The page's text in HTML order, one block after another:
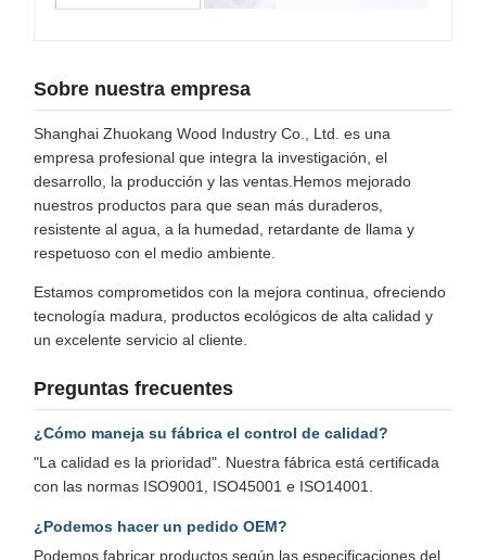
Sobre nuestra empresa
Shanghai Zhuokang Wood Industry Co., Ltd. es una
empresa profesional que integra la investigación, el
desarrollo, la producción y las ventas.Hemos mejorado
nuestros productos para que sean más duraderos,
resistente al agua, a la humedad, retardante de llama y
respetuoso con el medio ambiente.
Estamos comprometidos con la mejora continua, ofreciendo
tecnología madura, productos ecológicos de alta calidad y
un excelente servicio al cliente.
Preguntas frecuentes
¿Cómo maneja su fábrica el control de calidad?
"La calidad es la prioridad". Nuestra fábrica está certificada
con las normas ISO9001, ISO45001 e ISO14001.
¿Podemos hacer un pedido OEM?
Podemos fabricar productos según las especificaciones del